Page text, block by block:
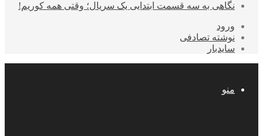
نگاهی به سه قسمت ابتدایی یک سریال؛ وقتی همه کوریم!
ورود
نوشته تصادفی
سایدبار
منو